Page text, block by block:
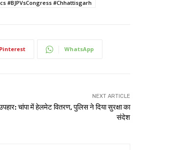
#BJPVsCongress #Chhattisgarh
Pinterest WhatsApp
NEXT ARTICLE
चांपा में हेलमेट वितरण, पुलिस ने दिया सुरक्षा का
संदेश